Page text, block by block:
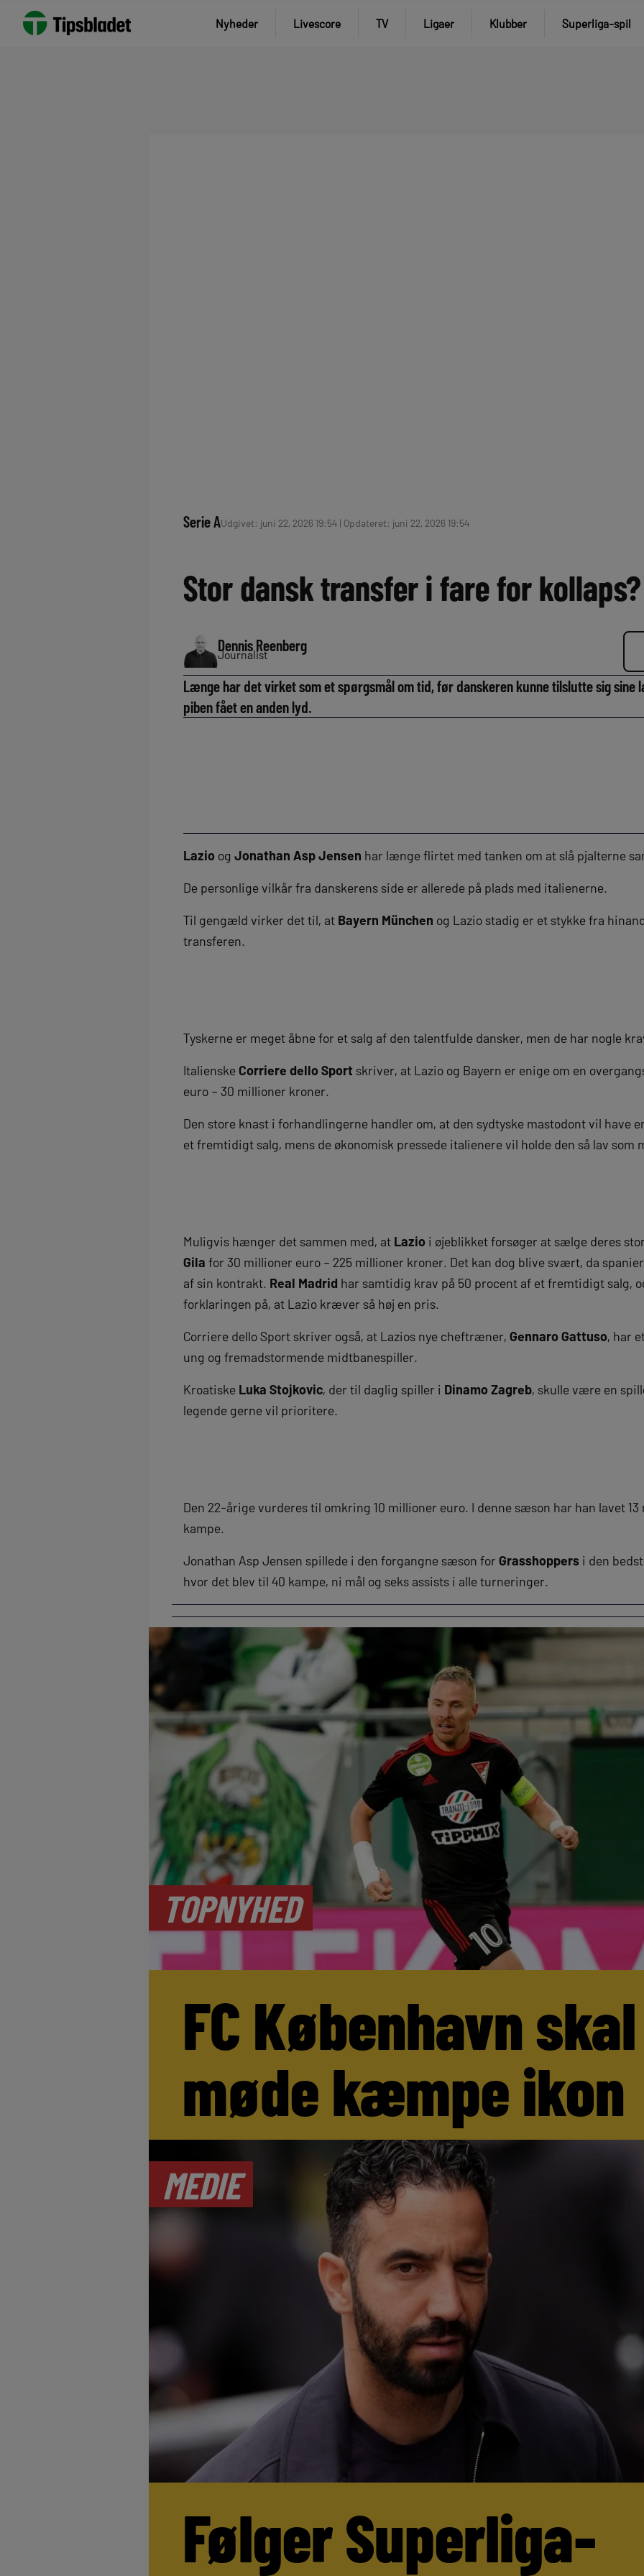
Nyheder Livescore TV Ligaer Klubber Superliga-spil
Serie AUdgivet: juni 22, 2026 19:54 | Opdateret: juni 22, 2026 19:54
Stor dansk transfer i fare for kollaps?
Dennis Reenberg
Journalist
Længe har det virket som et spørgsmål om tid, før danskeren kunne tilslutte sig sine
piben fået en anden lyd.
Lazio og Jonathan Asp Jensen har længe flirtet med tanken om at slå pjalterne
De personlige vilkår fra danskerens side er allerede på plads med italienerne.
Til gengæld virker det til, at Bayern München og Lazio stadig er et stykke fra
transferen.
Tyskerne er meget åbne for et salg af den talentfulde dansker, men de har nogle
ItalienskeCorriere dello Sport skriver, at Lazio og Bayern er enige om en
euro – 30 millioner kroner.
Den store knast i forhandlingerne handler om, at den sydtyske mastodont vil have
et fremtidigt salg, mens de økonomisk pressede italienere vil holde den så lav som
Muligvis hænger det sammen med, at Lazio i øjeblikket forsøger at sælge deres
Gila for 30 millioner euro – 225 millioner kroner. Det kan dog blive svært, da
af sin kontrakt. Real Madrid har samtidig krav på 50 procent af et fremtidigt salg,
forklaringen på, at Lazio kræver så høj en pris.
Corriere dello Sport skriver også, at Lazios nye cheftræner, Gennaro Gattuso, har
ung og fremadstormende midtbanespiller.
Kroatiske Luka Stojkovic, der til daglig spiller i Dinamo Zagreb, skulle være en
legende gerne vil prioritere.
Den 22-årige vurderes til omkring 10 millioner euro. I denne sæson har han lavet 13
kampe.
Jonathan Asp Jensen spillede i den forgangne sæson for Grasshoppers i den
hvor det blev til 40 kampe, ni mål og seks assists i alle turneringer.
TOPNYHED
FC København skal
møde kæmpe ikon
MEDIE
Følger Superliga-